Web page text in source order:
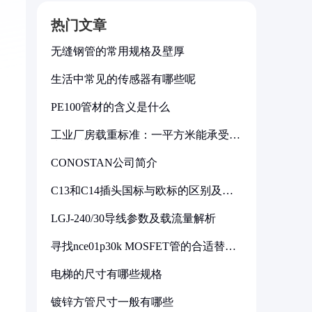
热门文章
无缝钢管的常用规格及壁厚
生活中常见的传感器有哪些呢
PE100管材的含义是什么
工业厂房载重标准：一平方米能承受多
CONOSTAN公司简介
C13和C14插头国标与欧标的区别及其
LGJ-240/30导线参数及载流量解析
寻找nce01p30k MOSFET管的合适替代
电梯的尺寸有哪些规格
镀锌方管尺寸一般有哪些